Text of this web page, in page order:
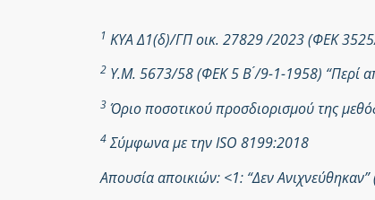
1 ΚΥΑ Δ1(δ)/ΓΠ οικ. 27829 /2023 (ΦΕΚ
2 Υ.Μ. 5673/58 (ΦΕΚ 5 Β ́/9-1-1958) “Περί
3 Όριο ποσοτικού προσδιορισμού της
4Σύμφωνα με την ISO 8199:2018
Απουσία αποικιών: <1: “Δεν Ανιχνεύθηκαν”